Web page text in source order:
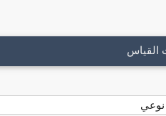
القياس